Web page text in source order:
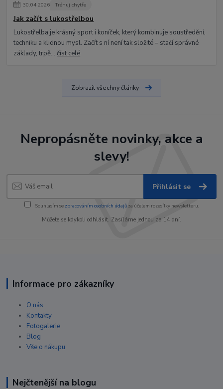
30.04.2026 Trénuj chytře
Jak začít s lukostřelbou
Lukostřelba je krásný sport i koníček, který kombinuje soustředění,
techniku a klidnou mysl. Začít s ní není tak složité – stačí správné
základy, trpě...číst celé
Zobrazit všechny články
Nepropásněte novinky, akce a
slevy!
Přihlásit se
Souhlasím se zpracováním osobních údajůza účelem rozesílky newsletteru.
Můžete se kdykoli odhlásit. Zasíláme jednou za 14 dní.
Informace pro zákazníky
O nás
Kontakty
Fotogalerie
Blog
Vše o nákupu
Nejčtenější na blogu